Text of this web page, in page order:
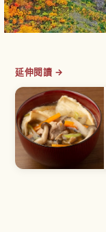
延伸閱讀 →